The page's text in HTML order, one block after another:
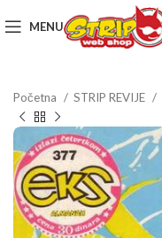
MENU
Početna STRIP REVIJE